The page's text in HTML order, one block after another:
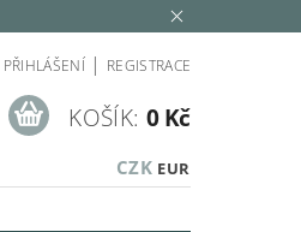
PŘIHLÁŠENÍ | REGISTRACE
CZK EUR
KOŠÍK: 0 Kč